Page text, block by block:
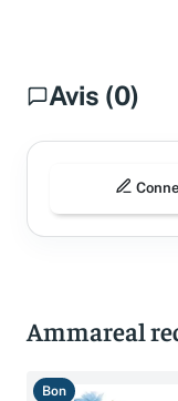
Avis (0)
Ammareal
Bon